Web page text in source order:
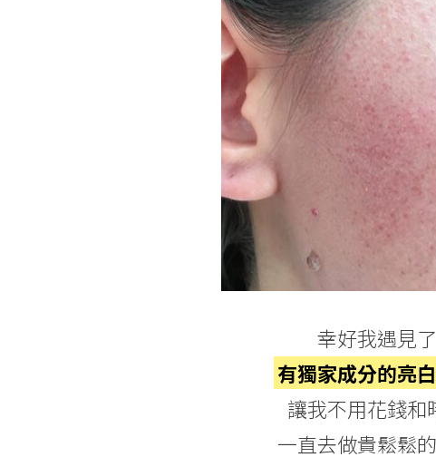
幸好我遇見了
有獨家成分的亮
讓我不用花錢和
一直去做貴鬆鬆